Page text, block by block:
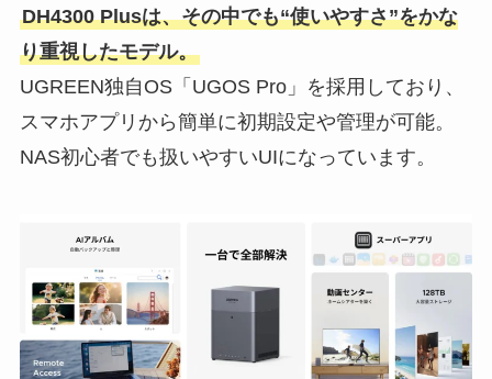
DH4300 Plusは、その中でも“使いやすさ”をかな
り重視したモデル。
UGREEN独自OS「UGOS Pro」を採用しており、
スマホアプリから簡単に初期設定や管理が可能。
NAS初心者でも扱いやすいUIになっています。